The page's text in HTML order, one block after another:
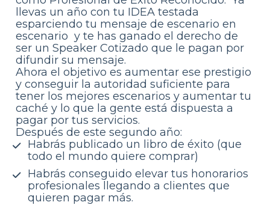
llevas un año con tu IDEA testada
esparciendo tu mensaje de escenario en
escenario  y te has ganado el derecho de
ser un Speaker Cotizado que le pagan por
difundir su mensaje.
Ahora el objetivo es aumentar ese prestigio
y conseguir la autoridad suficiente para
tener los mejores escenarios y aumentar tu
caché y lo que la gente está dispuesta a
pagar por tus servicios.
Después de este segundo año:
Habrás publicado un libro de éxito (que
todo el mundo quiere comprar)
Habrás conseguido elevar tus honorarios
profesionales llegando a clientes que
quieren pagar más.